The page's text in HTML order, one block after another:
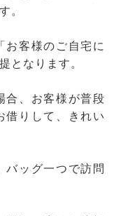
。
お客様のご自宅に
となります。
合、お客様が普段
借りして、きれい
バッグ一つで訪問